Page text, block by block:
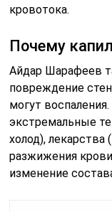
кровотока.
Почему
Айдар Шарафеев
повреждение
могут
экстремальные
холод),
разжижения
изменение